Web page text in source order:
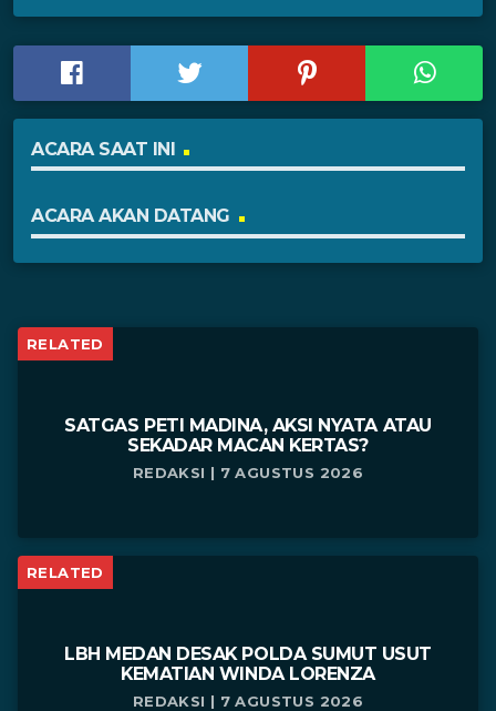
ACARA SAAT INI
ACARA AKAN DATANG
RELATED
SATGAS PETI MADINA, AKSI NYATA ATAU
SEKADAR MACAN KERTAS?
REDAKSI | 7 AGUSTUS 2026
RELATED
LBH MEDAN DESAK POLDA SUMUT USUT
KEMATIAN WINDA LORENZA
REDAKSI | 7 AGUSTUS 2026